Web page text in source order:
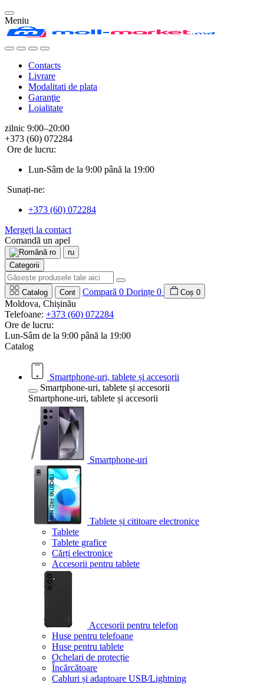
Meniu
Contacts
Livrare
Modalitati de plata
Garanţie
Loialitate
zilnic 9:00–20:00
+373 (60) 072284
Ore de lucru:
Lun-Sâm de la 9:00 până la 19:00
Sunați-ne:
+373 (60) 072284
Mergeți la contact
Comandă un apel
ro
ru
Categorii
Catalog Cont Compară 0 Dorințe 0 Coș 0
Moldova, Chișinău
Telefoane: +373 (60) 072284
Ore de lucru:
Lun-Sâm de la 9:00 până la 19:00
Catalog
Smartphone-uri, tablete și accesorii
Smartphone-uri, tablete și accesorii
Smartphone-uri, tablete și accesorii
Smartphone-uri
Tablete și cititoare electronice
Tablete
Tablete grafice
Cărți electronice
Accesorii pentru tablete
Accesorii pentru telefon
Huse pentru telefoane
Huse pentru tablete
Ochelari de protecție
Încărcătoare
Cabluri și adaptoare USB/Lightning